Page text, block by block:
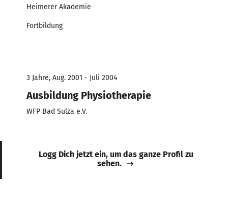
Heimerer Akademie
Fortbildung
3 Jahre, Aug. 2001 - Juli 2004
Ausbildung Physiotherapie
WFP Bad Sulza e.V.
Logg Dich jetzt ein, um das ganze Profil zu
sehen.